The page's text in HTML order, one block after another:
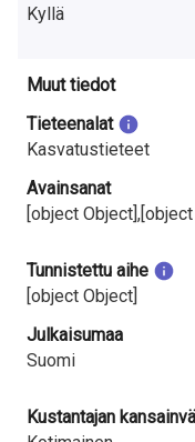
Kyllä
Muut tiedot
Tieteenalat
Kasvatustieteet
Avainsanat
[object
Tunnistettu aihe
[object Object]
Julkaisumaa
Suomi
Kustantajan